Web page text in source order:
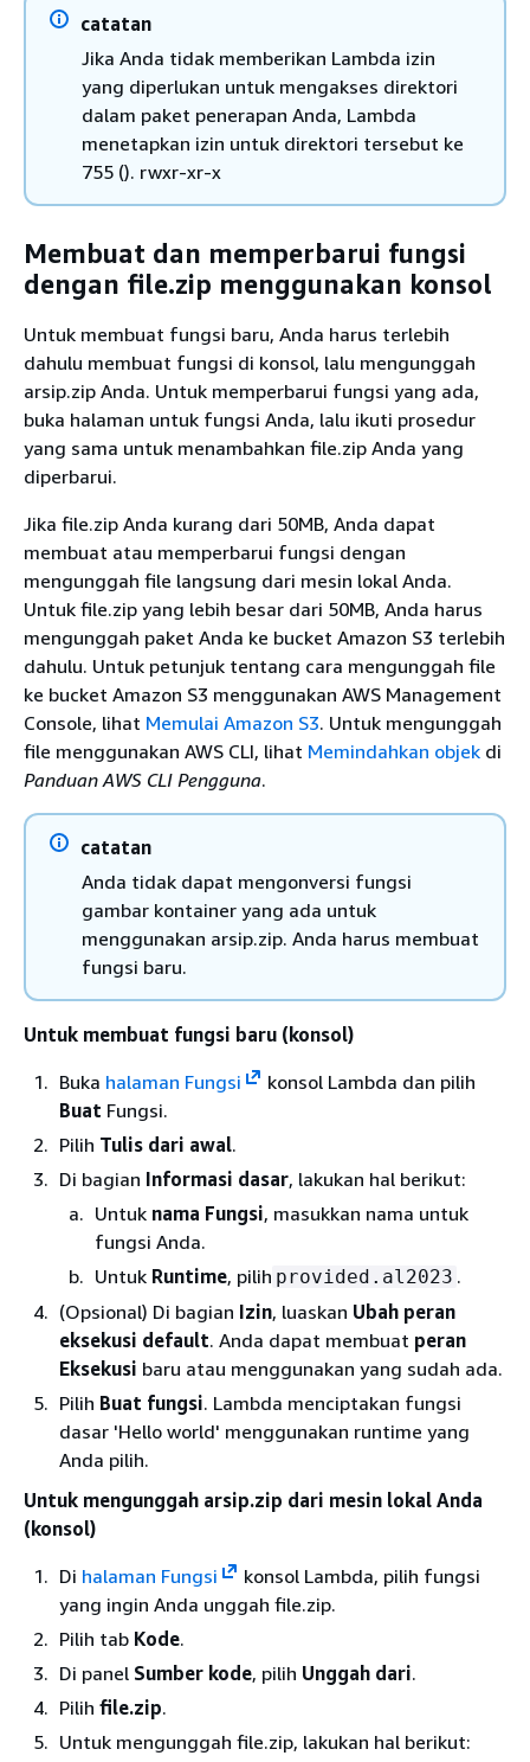
catatan
Jika Anda tidak memberikan Lambda izin
yang diperlukan untuk mengakses direktori
dalam paket penerapan Anda, Lambda
menetapkan izin untuk direktori tersebut ke
755 (). rwxr-xr-x
Membuat dan memperbarui fungsi
dengan file.zip menggunakan konsol
Untuk membuat fungsi baru, Anda harus terlebih
dahulu membuat fungsi di konsol, lalu mengunggah
arsip.zip Anda. Untuk memperbarui fungsi yang ada,
buka halaman untuk fungsi Anda, lalu ikuti prosedur
yang sama untuk menambahkan file.zip Anda yang
diperbarui.
Jika file.zip Anda kurang dari 50MB, Anda dapat
membuat atau memperbarui fungsi dengan
mengunggah file langsung dari mesin lokal Anda.
Untuk file.zip yang lebih besar dari 50MB, Anda harus
mengunggah paket Anda ke bucket Amazon S3 terlebih
dahulu. Untuk petunjuk tentang cara mengunggah file
ke bucket Amazon S3 menggunakan AWS Management
Console, lihat Memulai Amazon S3. Untuk mengunggah
file menggunakan AWS CLI, lihat Memindahkan objek di
Panduan AWS CLI Pengguna.
catatan
Anda tidak dapat mengonversi fungsi
gambar kontainer yang ada untuk
menggunakan arsip.zip. Anda harus membuat
fungsi baru.
Untuk membuat fungsi baru (konsol)
Buka halaman Fungsi
konsol Lambda dan pilih
Buat Fungsi.
Pilih Tulis dari awal.
Di bagian Informasi dasar, lakukan hal berikut:
Untuk nama Fungsi, masukkan nama untuk
fungsi Anda.
Untuk Runtime, pilih provided.al2023 .
(Opsional) Di bagian Izin, luaskan Ubah peran
eksekusi default. Anda dapat membuat peran
Eksekusi baru atau menggunakan yang sudah ada.
Pilih Buat fungsi. Lambda menciptakan fungsi
dasar 'Hello world' menggunakan runtime yang
Anda pilih.
Untuk mengunggah arsip.zip dari mesin lokal Anda
(konsol)
Di halaman Fungsi
konsol Lambda, pilih fungsi
yang ingin Anda unggah file.zip.
Pilih tab Kode.
Di panel Sumber kode, pilih Unggah dari.
Pilih file.zip.
Untuk mengunggah file.zip, lakukan hal berikut: